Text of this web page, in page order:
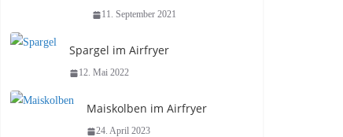
11. September 2021
Spargel im Airfryer
12. Mai 2022
Maiskolben im Airfryer
24. April 2023